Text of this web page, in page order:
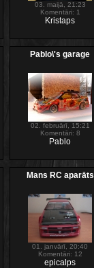
03. maijā, 21:23
Komentāri: 1
Kristaps
Pablo\'s garage
02. februārī, 15:21
Komentāri: 8
Pablo
Mans RC aparāts
01. janvārī, 20:40
Komentāri: 12
epicalps